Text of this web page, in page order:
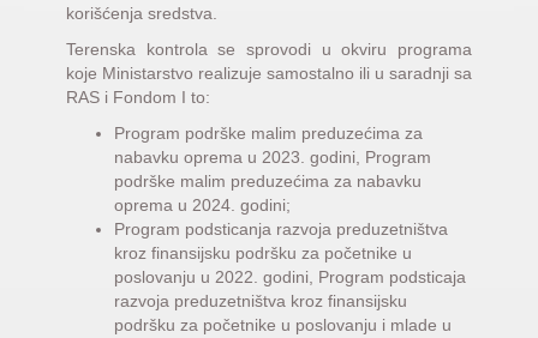
korišćenja sredstva.
Terenska kontrola se sprovodi u okviru programa
koje Ministarstvo realizuje samostalno ili u saradnji sa
RAS i Fondom I to:
Program podrške malim preduzećima za
nabavku oprema u 2023. godini, Program
podrške malim preduzećima za nabavku
oprema u 2024. godini;
Program podsticanja razvoja preduzetništva
kroz finansijsku podršku za početnike u
poslovanju u 2022. godini, Program podsticaja
razvoja preduzetništva kroz finansijsku
podršku za početnike u poslovanju i mlade u